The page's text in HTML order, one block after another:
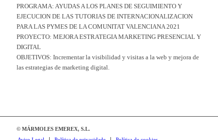
PROGRAMA: AYUDAS A LOS PLANES DE SEGUIMIENTO Y
EJECUCION DE LAS TUTORIAS DE INTERNACIONALIZACION
PARA LAS PYMES DE LA COMUNITAT VALENCIANA 2021
PROYECTO: MEJORA ESTRATEGIA MARKETING PRESENCIAL Y
DIGITAL
OBJETIVOS: Incrementar la visibilidad y visitas a la web y mejora de
las estrategias de marketing digital.
© MÁRMOLES EMEREX, S.L.